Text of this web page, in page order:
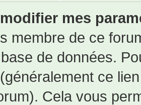
mes
membre de ce
de données.
ce
Cela vous